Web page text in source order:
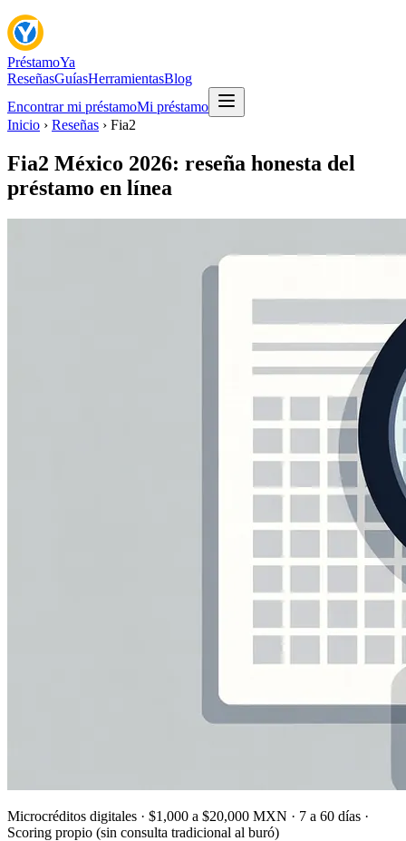
PréstamoYa
ReseñasGuíasHerramientasBlog
Encontrar mi préstamoMi préstamo
Inicio › Reseñas › Fia2
Fia2 México 2026: reseña honesta del
préstamo en línea
Microcréditos digitales · $1,000 a $20,000 MXN · 7 a 60 días ·
Scoring propio (sin consulta tradicional al buró)